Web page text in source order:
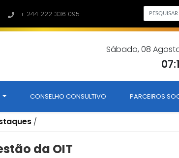
+ 244 222 336 095
Sábado, 08
CONSELHO CONSULTIVO PARCEIROS
/
da OIT